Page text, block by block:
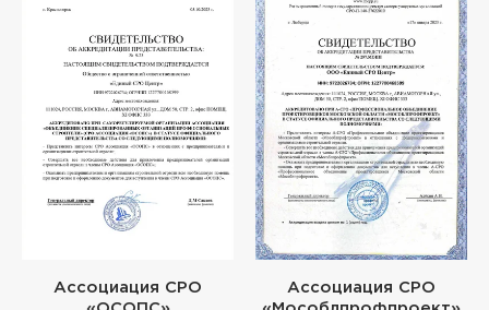
Ассоциация СРО
Ассоциация СРО